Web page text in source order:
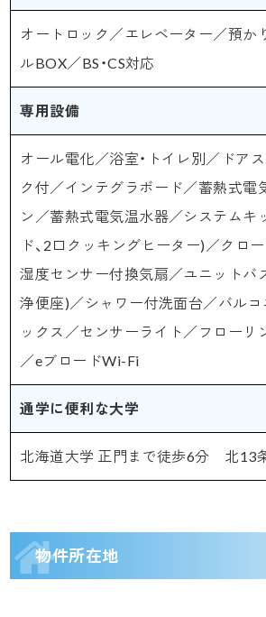
オートロック／エレベーター／預か
ルBOX／BS・CS対応
専用設備
オール電化／浴室・トイレ別／ドア
ク付／インテグラボード／蓄熱式電
ン／蓄熱式電気温水器／システムキ
ド、2口クッキングヒーター)／クロ
湿度センサー付換気扇／ユニットバ
浄便座)／シャワー付洗面台／バル
ックス／センサーライト／フローリ
／eブロードWi-Fi
通学に便利な大学
北海道大学 正門まで徒歩6分 北13
物件所在地